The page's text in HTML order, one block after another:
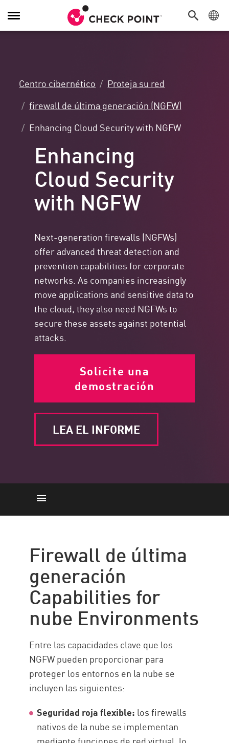
Alternar
navegación
Centro cibernético
Proteja su red
firewall de última generación (NGFW)
Enhancing Cloud Security with NGFW
Enhancing
Cloud Security
with NGFW
Next-generation firewalls (NGFWs)
offer advanced threat detection and
prevention capabilities for corporate
networks. As companies increasingly
move applications and sensitive data to
the cloud, they also need NGFWs to
secure these assets against potential
attacks.
Solicite una
demostración
LEA EL INFORME
PRÁCTICAS RECOMENDADAS
Check Point Force – NGFW
Recursos
Firewall de última
generación
Capabilities for
nube Environments
Entre las capacidades clave que los
NGFW pueden proporcionar para
proteger los entornos en la nube se
incluyen las siguientes:
Seguridad roja flexible: los firewalls
nativos de la nube se implementan